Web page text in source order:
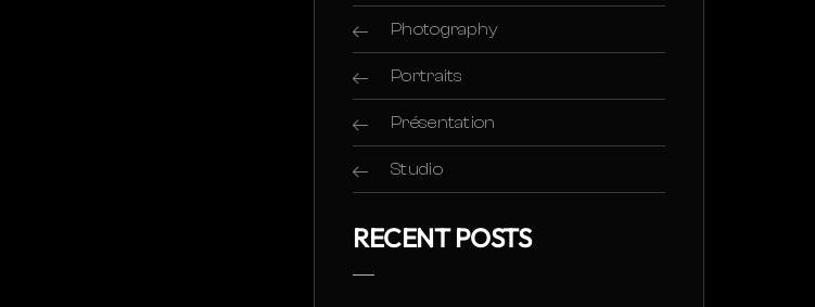
Photography
Portraits
Présentation
Studio
RECENT POSTS